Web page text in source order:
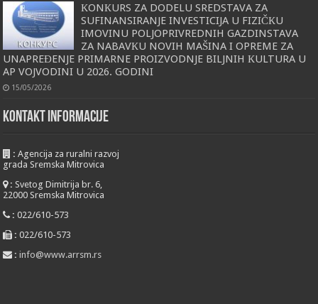
КONКURS ZA DODELU SREDSTAVA ZA
SUFINANSIRANJE INVESTICIJA U FIZIČКU
IMOVINU POLJOPRIVREDNIH GAZDINSTAVA
ZA NABAVКU NOVIH MAŠINA I OPREME ZA
UNAPREĐENJE PRIMARNE PROIZVODNJE BILJNIH КULTURA U
AP VOJVODINI U 2026. GODINI
15/05/2026
KONTAKT INFORMACIJE
:Agencija za ruralni razvoj
grada Sremska Mitrovica
: Svetog Dimitrija br. 6,
22000 Sremska Mitrovica
:022/610-573
:022/610-573
: info@www.arrsm.rs